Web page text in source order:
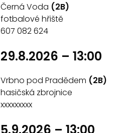
Černá Voda (2B)
fotbalové hřiště
607 082 624
29.8.2026 – 13:00
Vrbno pod Pradědem (2B)
hasičská zbrojnice
xxxxxxxxx
5.9.2026 – 13:00